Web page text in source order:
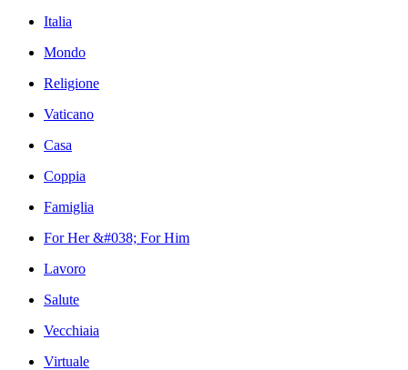
Italia
Mondo
Religione
Vaticano
Casa
Coppia
Famiglia
For Her &#038; For Him
Lavoro
Salute
Vecchiaia
Virtuale